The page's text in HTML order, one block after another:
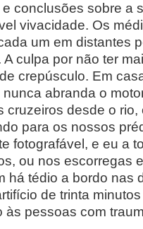
conclusões sobre a
vivacidade. Os
um em distantes
culpa por não ter
crepúsculo. Em
abranda o
cruzeiros desde o rio,
para os nossos
fotografável, e eu a
ou nos escorregas
há tédio a bordo nas
de trinta
pessoas com